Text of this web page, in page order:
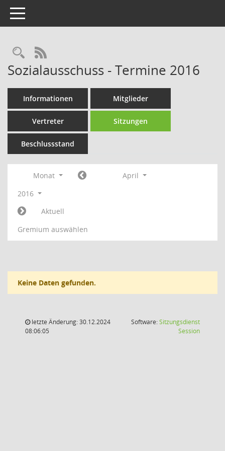
Toggle navigation
Rechercheauswahl
RSS-Feed
Sozialausschuss - Termine 2016
Informationen Mitglieder
Vertreter Sitzungen
Beschlussstand
Monat
April
2016
Aktuell
Gremium auswählen
Keine Daten gefunden.
letzte Änderung: 30.12.2024
08:06:05
Software:Sitzungsdienst
Session(Wird in